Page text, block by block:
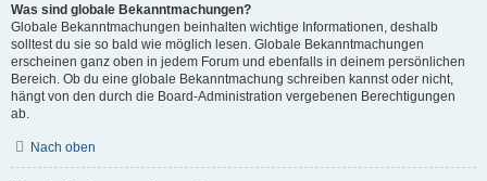
Was sind globale Bekanntmachungen?
Globale Bekanntmachungen beinhalten wichtige Informationen, deshalb
solltest du sie so bald wie möglich lesen. Globale Bekanntmachungen
erscheinen ganz oben in jedem Forum und ebenfalls in deinem persönlichen
Bereich. Ob du eine globale Bekanntmachung schreiben kannst oder nicht,
hängt von den durch die Board-Administration vergebenen Berechtigungen
ab.
Nach oben